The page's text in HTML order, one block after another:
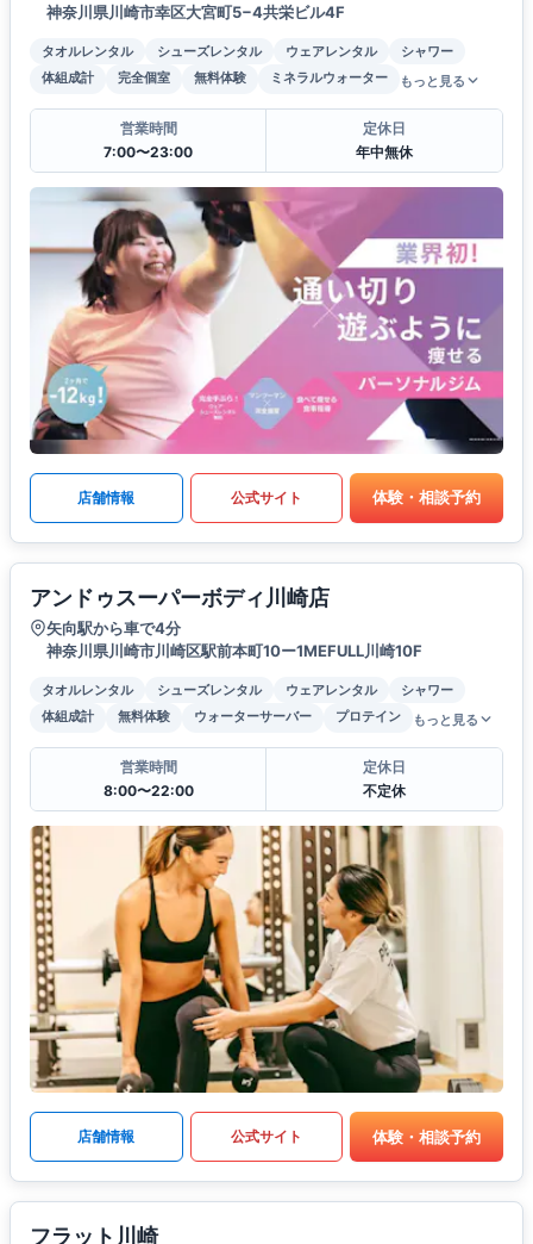
神奈川県川崎市幸区大宮町5−4共栄ビル4F
タオルレンタル シューズレンタル ウェアレンタル
シャワー
体組成計
完全個室 無料体験 ミネラルウォーター もっと見る
営業時間
7:00〜23:00
定休日
年中無休
店舗情報 公式サイト 体験・相談予約
アンドゥスーパーボディ川崎店
矢向駅から車で4分
神奈川県川崎市川崎区駅前本町10ー1MEFULL川崎10F
タオルレンタル シューズレンタル ウェアレンタル
シャワー
体組成計
無料体験 ウォーターサーバー プロテイン もっと見る
営業時間
8:00〜22:00
定休日
不定休
店舗情報 公式サイト 体験・相談予約
フラット川崎